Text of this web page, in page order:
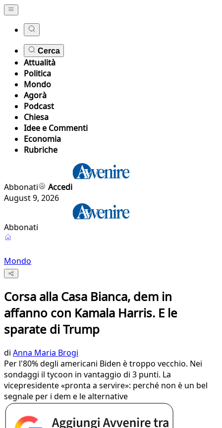
Cerca
Attualità
Politica
Mondo
Agorà
Podcast
Chiesa
Idee e Commenti
Economia
Rubriche
Abbonati
Accedi
August 9, 2026
Abbonati
Mondo
Corsa alla Casa Bianca, dem in
affanno con Kamala Harris. E le
sparate di Trump
di Anna Maria Brogi
Per l'80% degli americani Biden è troppo vecchio. Nei
sondaggi il tycoon in vantaggio di 3 punti. La
vicepresidente «pronta a servire»: perché non è un bel
segnale per i dem e le alternative